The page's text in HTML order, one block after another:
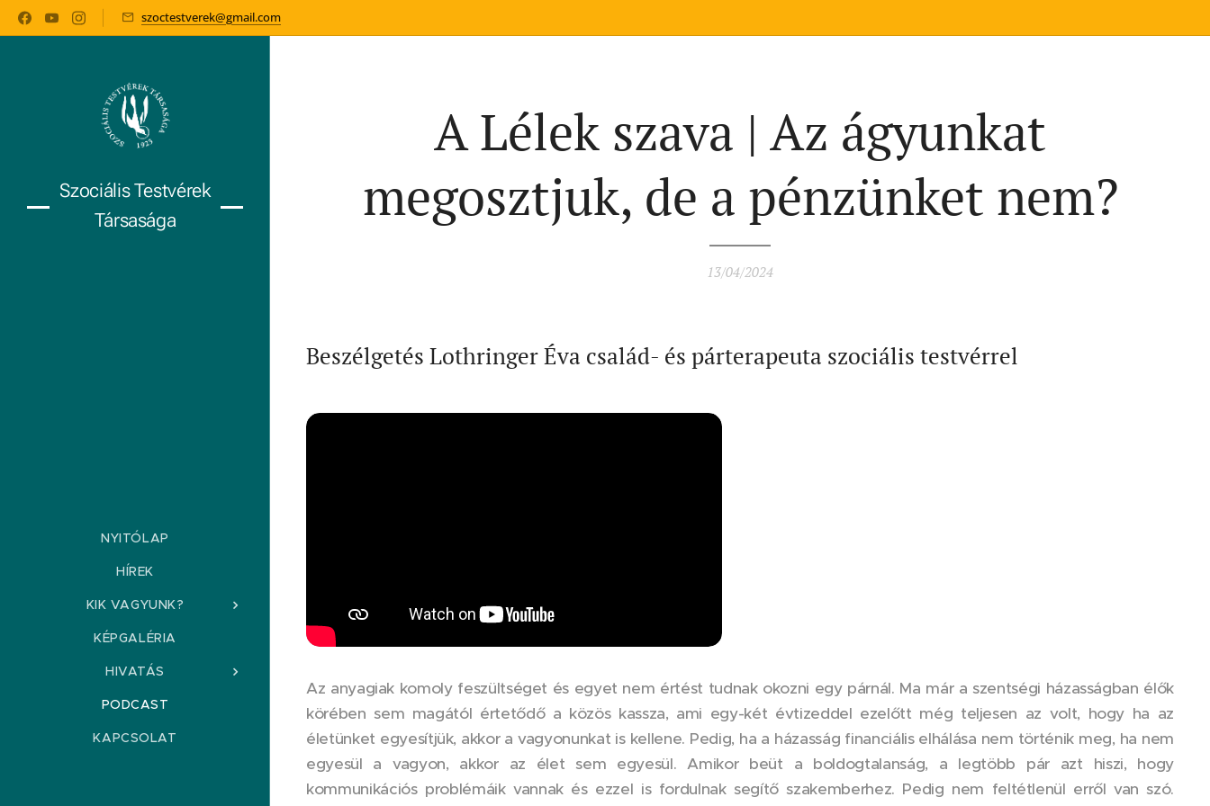
szoctestverek@gmail.com
Szociális Testvérek
Társasága
NYITÓLAP
HÍREK
KIK VAGYUNK?
KÉPGALÉRIA
HIVATÁS
PODCAST
KAPCSOLAT
A Lélek szava | Az ágyunkat
megosztjuk, de a pénzünket nem?
13/04/2024
Beszélgetés Lothringer Éva család- és párterapeuta szociális testvérrel
Az anyagiak komoly feszültséget és egyet nem értést tudnak okozni egy párnál. Ma már a szentségi házasságban élők
körében sem magától értetődő a közös kassza, ami egy-két évtizeddel ezelőtt még teljesen az volt, hogy ha az
életünket egyesítjük, akkor a vagyonunkat is kellene. Pedig, ha a házasság financiális elhálása nem történik meg, ha nem
egyesül a vagyon, akkor az élet sem egyesül. Amikor beüt a boldogtalanság, a legtöbb pár azt hiszi, hogy
kommunikációs problémáik vannak és ezzel is fordulnak segítő szakemberhez. Pedig nem feltétlenül erről van szó.